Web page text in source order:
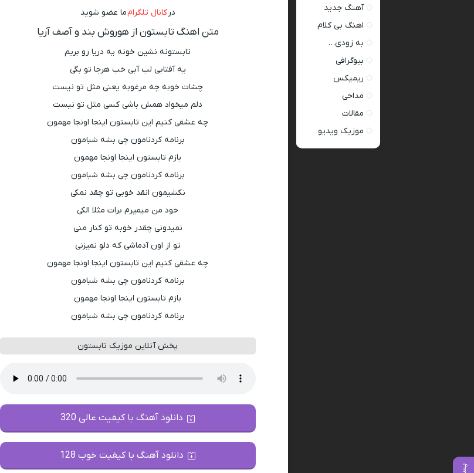
درکانال تلگرامما عضو شوید
متن اهنگ تابستون از هوروش بند و آصف آریا
تابستونه نشین خونه یه دریا رو بریم
یه آفتابی لب آبی خب هرجا تو بگی
چشات خوبه چه مرغوبه یعنی مثل تو نیست
دلم میخواد همش باشی کسی مثل تو نیست
چه عشقی کنیم این تابستون اینجا اونجا مهمون
برنامه کردنامون چی بشه شبامون
بازم تابستون اینجا اونجا مهمون
برنامه کردنامون چی بشه شبامون
نکشیمون انقد خوبی تو چقد نمکی
خود من میمیرم برات مثلا الکی
نمیدونی چقدر خوبه تو کنار منی
تو از اون آدماشی که دلو نمیزنی
چه عشقی کنیم این تابستون اینجا اونجا مهمون
برنامه کردنامون چی بشه شبامون
بازم تابستون اینجا اونجا مهمون
برنامه کردنامون چی بشه شبامون
پخش آنلاین موزیک تابستون
دانلود آهنگ با کیفیت عالی 320
دانلود آهنگ با کیفیت خوب 128
آهنگ جدید
اهنگ بی کلام
به زودی…
بیوگرافی
ریمیکس
مداحی
مقالات
موزیک ویدیو